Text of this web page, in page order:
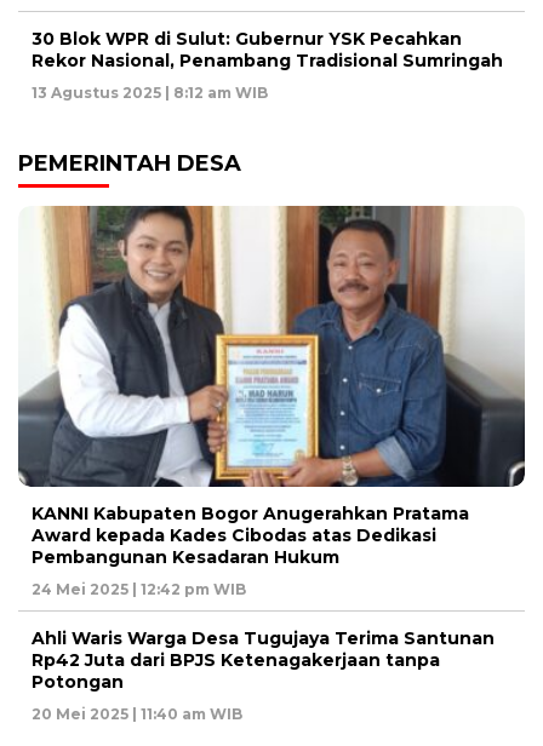
30 Blok WPR di Sulut: Gubernur YSK Pecahkan
Rekor Nasional, Penambang Tradisional Sumringah
13 Agustus 2025 | 8:12 am WIB
PEMERINTAH DESA
KANNI Kabupaten Bogor Anugerahkan Pratama
Award kepada Kades Cibodas atas Dedikasi
Pembangunan Kesadaran Hukum
24 Mei 2025 | 12:42 pm WIB
Ahli Waris Warga Desa Tugujaya Terima Santunan
Rp42 Juta dari BPJS Ketenagakerjaan tanpa
Potongan
20 Mei 2025 | 11:40 am WIB